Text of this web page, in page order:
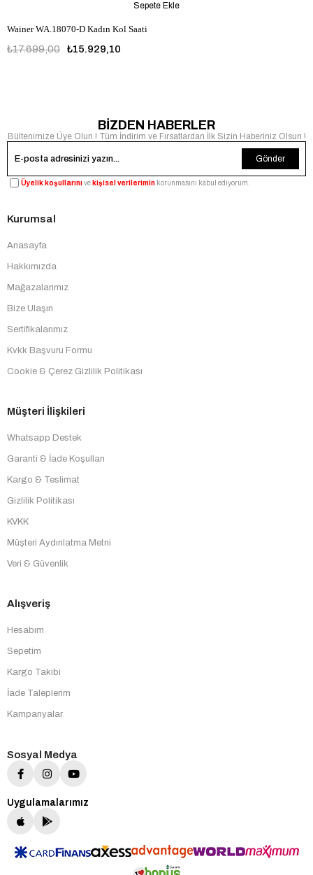
Wainer WA.18070-D Kadın Kol Saati
₺15.929,10
₺17.699,00
Sepete Ekle
BİZDEN HABERLER
Bültenimize Üye Olun ! Tüm İndirim ve Fırsatlardan İlk Sizin Haberiniz Olsun !
Gönder
Üyelik koşullarınıve kişisel verilerimin korunmasını kabul ediyorum.
Kurumsal
Anasayfa
Hakkımızda
Mağazalarımız
Bize Ulaşın
Sertifikalarımız
Kvkk Başvuru Formu
Cookie & Çerez Gizlilik Politikası
Müşteri İlişkileri
Whatsapp Destek
Garanti & İade Koşulları
Kargo & Teslimat
Gizlilik Politikası
KVKK
Müşteri Aydınlatma Metni
Veri & Güvenlik
Alışveriş
Hesabım
Sepetim
Kargo Takibi
İade Taleplerim
Kampanyalar
Sosyal Medya
Uygulamalarımız